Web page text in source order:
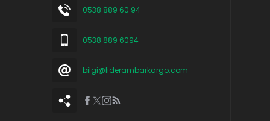
0538 889 60 94
0538 889 6094
bilgi@liderambarkargo.com